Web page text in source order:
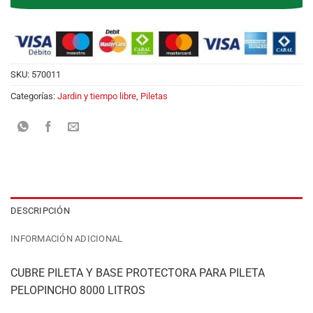
SKU: 570011
Categorías: Jardin y tiempo libre Piletas
DESCRIPCIÓN
INFORMACIÓN ADICIONAL
CUBRE PILETA Y BASE PROTECTORA PARA PILETA
PELOPINCHO 8000 LITROS